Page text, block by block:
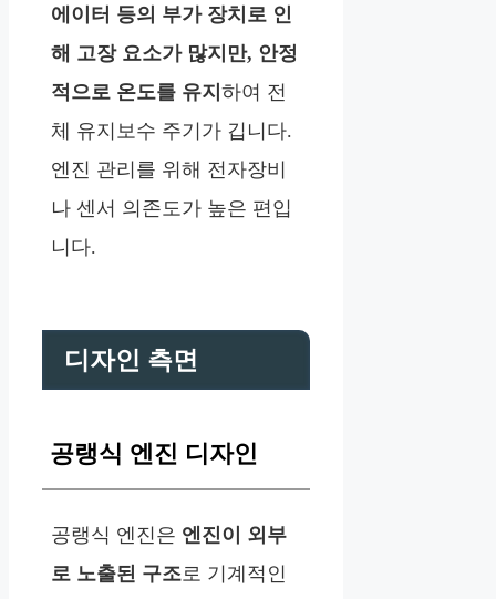
에이터 등의 부가 장치로 인
해 고장 요소가 많지만, 안정
적으로 온도를 유지 하여 전
체 유지보수 주기가 깁니다.
엔진 관리를 위해 전자장비
나 센서 의존도가 높은 편입
니다.
디자인 측면
공랭식 엔진 디자인
공랭식 엔진은 엔진이 외부
로 노출된 구조 로 기계적인